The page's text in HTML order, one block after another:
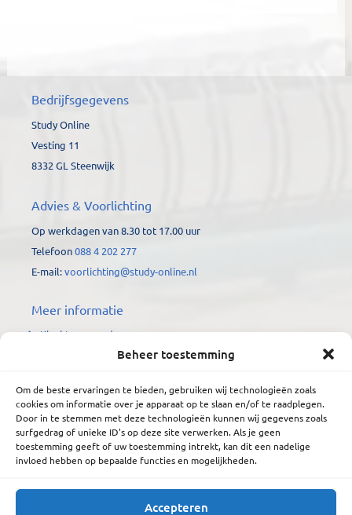
Beheer toestemming
Om de beste ervaringen te bieden, gebruiken wij technologieën zoals
cookies om informatie over je apparaat op te slaan en/of te raadplegen.
Door in te stemmen met deze technologieën kunnen wij gegevens zoals
surfgedrag of unieke ID's op deze site verwerken. Als je geen
toestemming geeft of uw toestemming intrekt, kan dit een nadelige
invloed hebben op bepaalde functies en mogelijkheden.
Accepteren
Bedrijfsgegevens
Study Online
Vesting 11
8332 GL Steenwijk
Advies & Voorlichting
Op werkdagen van 8.30 tot 17.00 uur
Telefoon088 4 202 277
E-mail:voorlichting@study-online.nl
Meer informatie
Klachtenprocedure
Kwaliteitswaarborgen
Kwaliteit verzekerd